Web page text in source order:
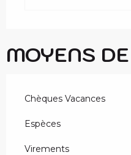
MOYENS
Chèques Vacances
Espèces
Virements